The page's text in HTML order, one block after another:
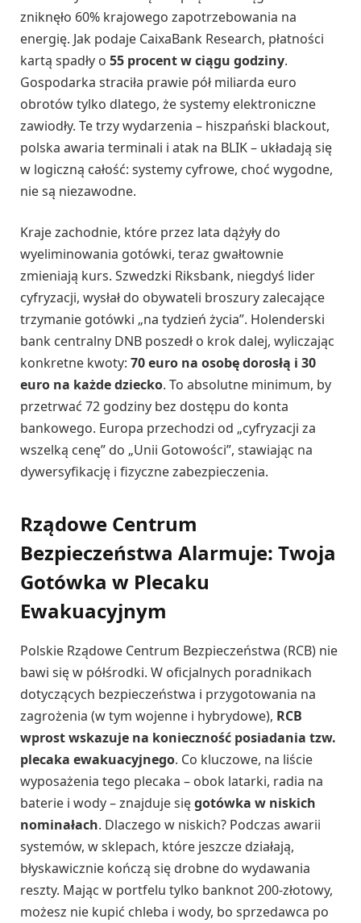
zniknęło 60% krajowego zapotrzebowania na
energię. Jak podaje CaixaBank Research, płatności
kartą spadły o 55 procent w ciągu godziny.
Gospodarka straciła prawie pół miliarda euro
obrotów tylko dlatego, że systemy elektroniczne
zawiodły. Te trzy wydarzenia – hiszpański blackout,
polska awaria terminali i atak na BLIK – układają się
w logiczną całość: systemy cyfrowe, choć wygodne,
nie są niezawodne.
Kraje zachodnie, które przez lata dążyły do
wyeliminowania gotówki, teraz gwałtownie
zmieniają kurs. Szwedzki Riksbank, niegdyś lider
cyfryzacji, wysłał do obywateli broszury zalecające
trzymanie gotówki „na tydzień życia”. Holenderski
bank centralny DNB poszedł o krok dalej, wyliczając
konkretne kwoty: 70 euro na osobę dorosłą i 30
euro na każde dziecko. To absolutne minimum, by
przetrwać 72 godziny bez dostępu do konta
bankowego. Europa przechodzi od „cyfryzacji za
wszelką cenę” do „Unii Gotowości”, stawiając na
dywersyfikację i fizyczne zabezpieczenia.
Rządowe Centrum
Bezpieczeństwa Alarmuje: Twoja
Gotówka w Plecaku
Ewakuacyjnym
Polskie Rządowe Centrum Bezpieczeństwa (RCB) nie
bawi się w półśrodki. W oficjalnych poradnikach
dotyczących bezpieczeństwa i przygotowania na
zagrożenia (w tym wojenne i hybrydowe), RCB
wprost wskazuje na konieczność posiadania tzw.
plecaka ewakuacyjnego. Co kluczowe, na liście
wyposażenia tego plecaka – obok latarki, radia na
baterie i wody – znajduje sięgotówka w niskich
nominałach. Dlaczego w niskich? Podczas awarii
systemów, w sklepach, które jeszcze działają,
błyskawicznie kończą się drobne do wydawania
reszty. Mając w portfelu tylko banknot 200-złotowy,
możesz nie kupić chleba i wody, bo sprzedawca po